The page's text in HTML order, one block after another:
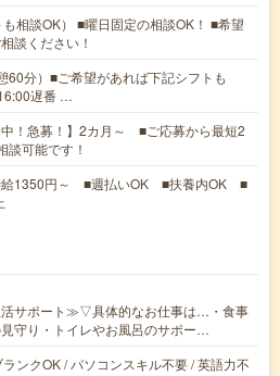
相談OK） ■曜日固定の相談OK！ ■希望
談ください！
60分）■ご希望があれば下記シフトも
遅番 …
中！急募！】2カ月～ ■ご応募から最短2
談可能です！
給1350円～ ■週払いOK ■扶養内OK ■
サポート≫▽具体的なお仕事は…・食事
守り・トイレやお風呂のサポー…
ンクOK / パソコンスキル不要 / 英語力不